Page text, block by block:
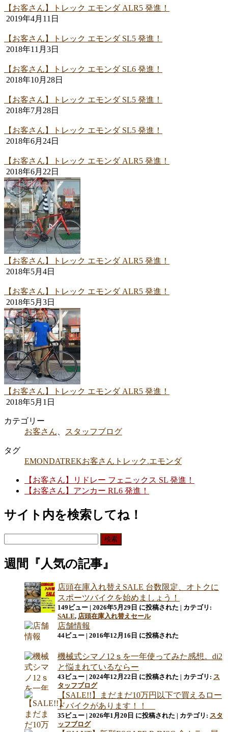
【お客さん】トレック エモンダ ALR5 発進！
2019年4月11日
【お客さん】トレック エモンダ SL5 発進！
2018年11月3日
【お客さん】トレック エモンダ SL6 発進！
2018年10月28日
【お客さん】トレック エモンダ SL5 発進！
2018年7月28日
【お客さん】トレック エモンダ SL5 発進！
2018年6月24日
【お客さん】トレック エモンダ ALR5 発進！
2018年6月22日
【お客さん】トレック エモンダ ALR5 発進！
2018年5月4日
【お客さん】トレック エモンダ ALR5 発進！
2018年5月3日
【お客さん】トレック エモンダ ALR5 発進！
2018年5月1日
カテゴリー
お客さん、 スタッフブログ
タグ
EMONDATREKお客さん トレック.エモンダ
【お客さん】リドレー フェニックス SL 発進！
【お客さん】アンカー RL6 発進！
サイト内を検索してね！
週間『人気の記事』
店頭在庫入れ替えSALE 台数限定、オトクに
スポーツバイクを始めましょう！
149ビュー 2026年5月29日 に投稿された
カテゴリ:
SALE, 店頭在庫入れ替えセール
店舗情報
44ビュー 2016年12月16日 に投稿された
機械式シマノ12ｓを一年使ってみた感想。di2
と悩まれているならー
43ビュー 2024年12月22日 に投稿された カテゴリ: ス
タッフブログ
【SALE!!】まだまだ10万円以下で買えるロー
ドバイクがあります！！
35ビュー 2026年1月20日 に投稿された カテゴリ: スタ
ッフブログ